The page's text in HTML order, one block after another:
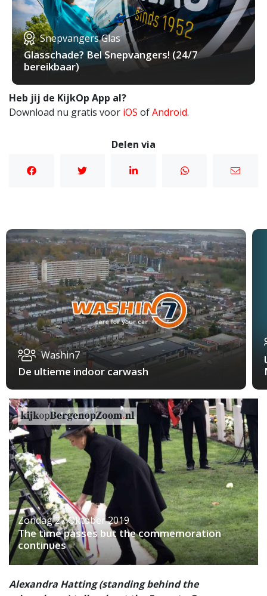
Snepvangers Glas
Glasschade? Bel Snepvangers! (24/7
bereikbaar)
Heb jij de KijkOp App al?
Download nu gratis voor iOS ofAndroid.
Delen via
Washin7
De ultieme indoor carwash
Zondag 27 Oktober 2019
The time passes but the commemoration
continues
Alexandra Hatting (standing behind the